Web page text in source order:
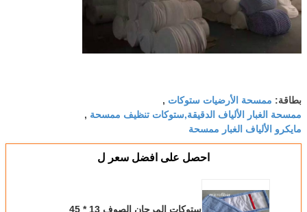
بطاقة: ممسحة الأرضيات ستوكات ,
ممسحة الغبار الألياف الدقيقة,ستوكات تنظيف ممسحة ,
مايكرو الألياف الغبار ممسحة
احصل على افضل سعر ل
ستوكات المرجان الصوف 13 * 45